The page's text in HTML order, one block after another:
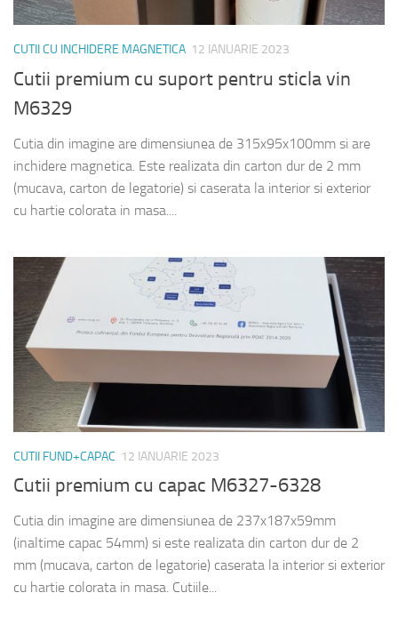
CUTII CU INCHIDERE MAGNETICA 12 IANUARIE 2023
Cutii premium cu suport pentru sticla vin
M6329
Cutia din imagine are dimensiunea de 315x95x100mm si are
inchidere magnetica. Este realizata din carton dur de 2 mm
(mucava, carton de legatorie) si caserata la interior si exterior
cu hartie colorata in masa....
CUTII FUND+CAPAC 12 IANUARIE 2023
Cutii premium cu capac M6327-6328
Cutia din imagine are dimensiunea de 237x187x59mm
(inaltime capac 54mm) si este realizata din carton dur de 2
mm (mucava, carton de legatorie) caserata la interior si exterior
cu hartie colorata in masa. Cutiile...